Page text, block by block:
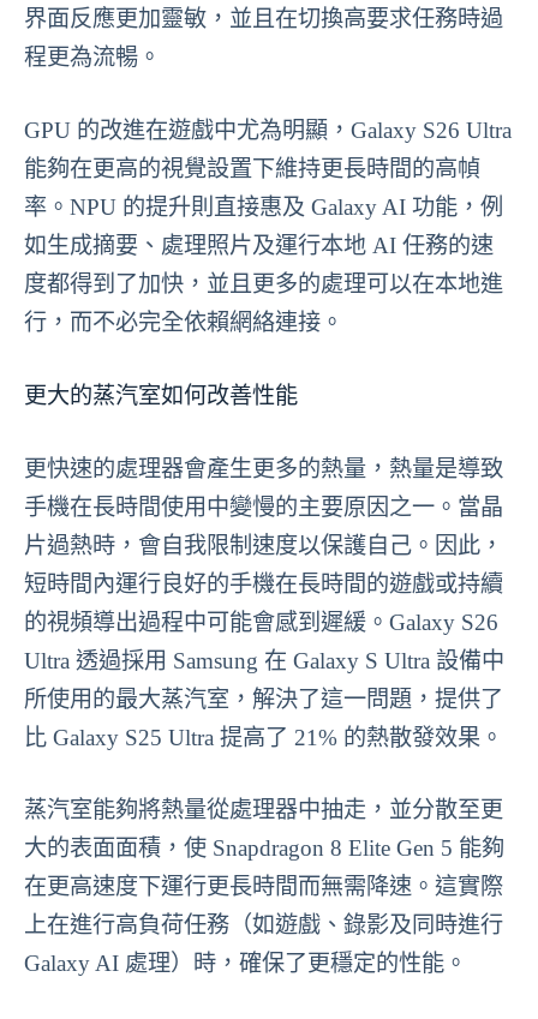
界面反應更加靈敏，並且在切換高要求任務時過
程更為流暢。
GPU 的改進在遊戲中尤為明顯，Galaxy S26 Ultra
能夠在更高的視覺設置下維持更長時間的高幀
率。NPU 的提升則直接惠及 Galaxy AI 功能，例
如生成摘要、處理照片及運行本地 AI 任務的速
度都得到了加快，並且更多的處理可以在本地進
行，而不必完全依賴網絡連接。
更大的蒸汽室如何改善性能
更快速的處理器會產生更多的熱量，熱量是導致
手機在長時間使用中變慢的主要原因之一。當晶
片過熱時，會自我限制速度以保護自己。因此，
短時間內運行良好的手機在長時間的遊戲或持續
的視頻導出過程中可能會感到遲緩。Galaxy S26
Ultra 透過採用 Samsung 在 Galaxy S Ultra 設備中
所使用的最大蒸汽室，解決了這一問題，提供了
比 Galaxy S25 Ultra 提高了 21% 的熱散發效果。
蒸汽室能夠將熱量從處理器中抽走，並分散至更
大的表面面積，使 Snapdragon 8 Elite Gen 5 能夠
在更高速度下運行更長時間而無需降速。這實際
上在進行高負荷任務（如遊戲、錄影及同時進行
Galaxy AI 處理）時，確保了更穩定的性能。